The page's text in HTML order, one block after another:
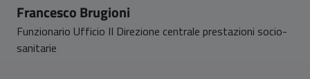
Francesco Brugioni
Funzionario Ufficio II Direzione centrale prestazioni socio-
sanitarie